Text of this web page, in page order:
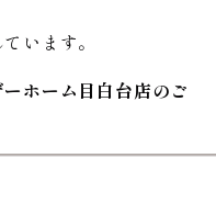
います。
ホーム 目白台店のご